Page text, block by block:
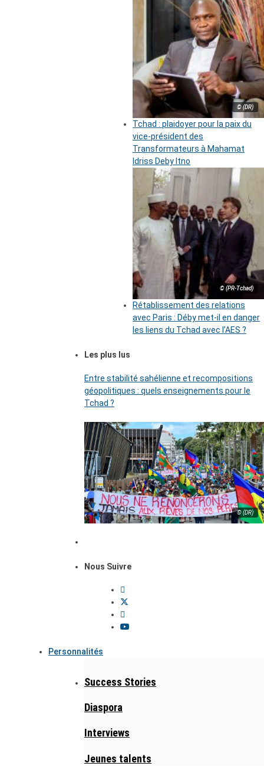
© (DR)
Tchad : plaidoyer pour la paix du
vice-président des
Transformateurs à Mahamat
Idriss Deby Itno
© (PR-Tchad)
Rétablissement des relations
avec Paris : Déby met-il en danger
les liens du Tchad avec l’AES ?
Les plus lus
Entre stabilité sahélienne et recompositions
géopolitiques : quels enseignements pour le
Tchad ?
© (DR)
Nous Suivre
Personnalités
Success Stories
Diaspora
Interviews
Jeunes talents